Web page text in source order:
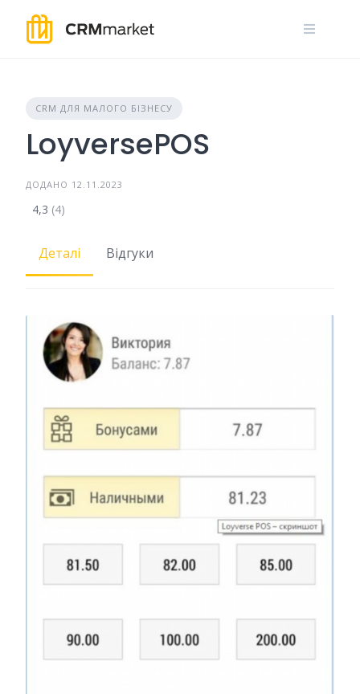
content
CRM ДЛЯ МАЛОГО БІЗНЕСУ
LoyversePOS
ДОДАНО 12.11.2023
4,3 (4)
Деталі Відгуки